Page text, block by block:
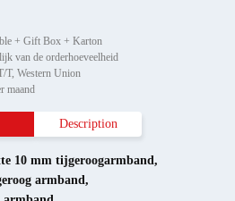
+ Gift Box + Karton
van de orderhoeveelheid
T, Western Union
maand
Description
10 mm tijgeroogarmband,
armband,